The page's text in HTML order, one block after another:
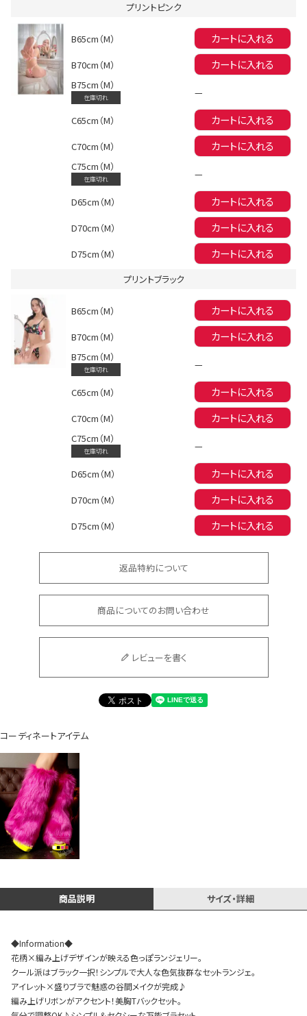
スタッフコーディネート
プリントピンク
B65cm（M） カートに入れる
B70cm（M） カートに入れる
B75cm（M）
在庫切れ —
C65cm（M） カートに入れる
C70cm（M） カートに入れる
C75cm（M）
在庫切れ —
D65cm（M） カートに入れる
D70cm（M） カートに入れる
D75cm（M） カートに入れる
プリントブラック
B65cm（M） カートに入れる
B70cm（M） カートに入れる
B75cm（M）
在庫切れ —
C65cm（M） カートに入れる
C70cm（M） カートに入れる
C75cm（M）
在庫切れ —
D65cm（M） カートに入れる
D70cm（M） カートに入れる
D75cm（M） カートに入れる
返品特約について
商品についてのお問い合わせ
レビューを書く
コーディネートアイテム
商品説明 サイズ・詳細
◆Information◆
花柄×編み上げデザインが映える色っぽランジェリー。
クール派はブラック一択！シンプルで大人な色気抜群なセットランジェ。
アイレット×盛りブラで魅惑の谷間メイクが完成♪
編み上げリボンがアクセント！美胸Tバックセット。